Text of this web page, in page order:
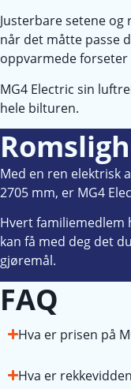
Justerbare setene
når det måtte passe
oppvarmede
MG4 Electric sin
hele bilturen.
Med en ren elektrisk
2705 mm, er MG4
Hvert
kan få med deg det
gjøremål.
FAQ
Hva er prisen på
Hva er